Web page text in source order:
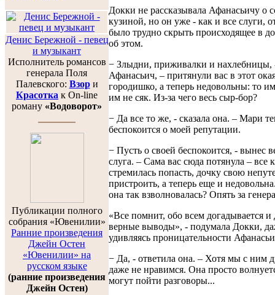
Денис Бережной - певец
и музыкант
Исполнитель романсов
генерала Поля
Палевского: Взори
Красотка к On-line
роману «Водоворот»
Публикации полного
собрания «Ювенилии»
Ранние произведения
Джейн Остен
«Ювенилии» на
русском языке
(ранние произведения
Джейн Остен)
Докки не рассказывала Афанасьичу о
кузиной, но он уже - как и все слуги,
было трудно скрыть происходящее в
об этом.
− Злыдни, приживалки и нахлебницы,
Афанасьич, – притянули вас в этот
городишко, а теперь недовольны: то
им не сяк. Из-за чего весь сыр-бор?
− Да все то же, - сказала она. – Мари
беспокоится о моей репутации.
− Пусть о своей беспокоится, - вынес
слуга. – Сама вас сюда потянула – все
стремилась попасть, дочку свою
пристроить, а теперь еще и
она так взволновалась? Опять за
«Все помнит, обо всем догадывается и
верные выводы», - подумала Докки,
удивляясь проницательности
− Да, - ответила она. – Хотя мы с ним
даже не нравимся. Она просто
могут пойти разговоры...